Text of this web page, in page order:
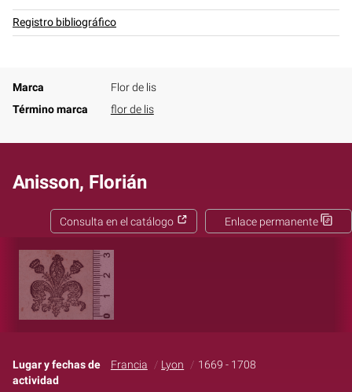
Registro bibliográfico
Marca
Flor de lis
Término marca
flor de lis
Anisson, Florián
Enlace permanente
Consulta en el catálogo
Lugar y fechas de
actividad
Francia Lyon 1669 - 1708